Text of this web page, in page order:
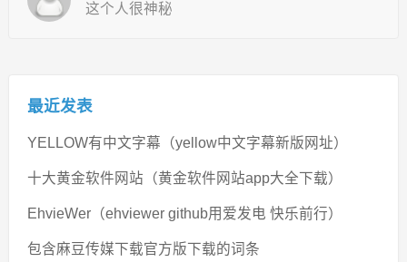
这个人很神秘
最近发表
YELLOW有中文字幕（yellow中文字幕新版网址）
十大黄金软件网站（黄金软件网站app大全下载）
EhvieWer（ehviewer github用爱发电 快乐前行）
包含麻豆传媒下载官方版下载的词条